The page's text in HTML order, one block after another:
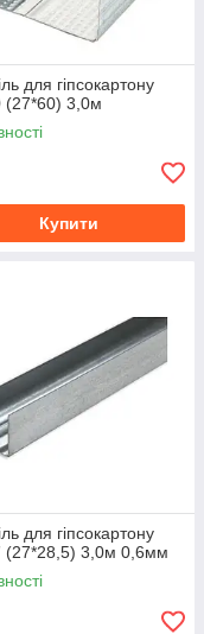
для гіпсокартону
(27*60) 3,0м
Купити
для гіпсокартону
(27*28,5) 3,0м 0,6мм